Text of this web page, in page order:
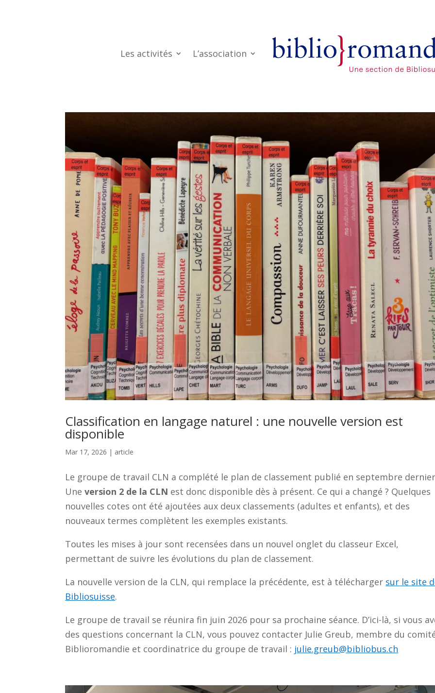
Les activités L’association
Classification en langage naturel : une nouvelle version est
disponible
Mar 17, 2026 | article
Le groupe de travail CLN a complété le plan de classement publié en septembre
Uneversion 2 de la CLN est donc disponible dès à présent. Ce qui a changé ? Quelques
nouvelles cotes ont été ajoutées aux deux classements (adultes et enfants), et des
nouveaux termes complètent les exemples existants.
Toutes les mises à jour sont recensées dans un nouvel onglet du classeur Excel,
permettant de suivre les évolutions du plan de classement.
La nouvelle version de la CLN, qui remplace la précédente, est à télécharger sur le site
Bibliosuisse.
Le groupe de travail se réunira fin juin 2026 pour sa prochaine séance. D’ici-là, si vous
des questions concernant la CLN, vous pouvez contacter Julie Greub, membre du
Biblioromandie et coordinatrice du groupe de travail : julie.greub@bibliobus.ch